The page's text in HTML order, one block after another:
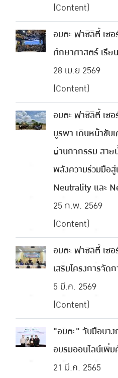
(Content)
อมตะ ฟาซิลิตี้ เซ
ศึกษาศาสตร์ เรี
28 เม.ย 2569
(Content)
อมตะ ฟาซิลิตี้ เซ
บูรพา เดินหน้าขับ
ผ่านกิจกรรม สาย
พลังความร่วมมือ
Neutrality และ
25 ก.พ. 2569
(Content)
อมตะ ฟาซิลิตี้ เซอ
เสริมโครงการจัด
5 มี.ค. 2569
(Content)
"อมตะ" จับมือบา
อบรมออนไลน์เพิ่
21 มี.ค. 2565